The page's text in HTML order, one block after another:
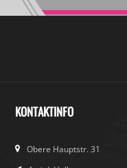
KONTAKTINFO
Obere Hauptstr. 31